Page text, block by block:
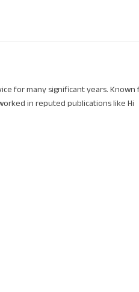
for many significant years. Known
in reputed publications like Hi